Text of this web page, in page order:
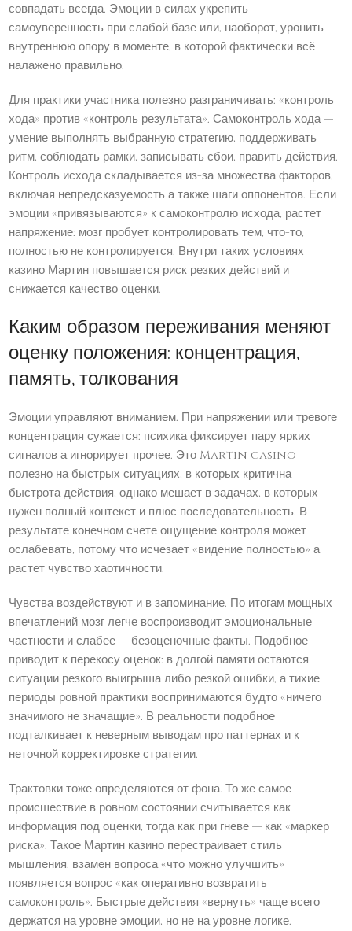
совпадать всегда. Эмоции в силах укрепить
самоуверенность при слабой базе или, наоборот, уронить
внутреннюю опору в моменте, в которой фактически всё
налажено правильно.
Для практики участника полезно разграничивать: «контроль
хода» против «контроль результата». Самоконтроль хода —
умение выполнять выбранную стратегию, поддерживать
ритм, соблюдать рамки, записывать сбои, править действия.
Контроль исхода складывается из-за множества факторов,
включая непредсказуемость а также шаги оппонентов. Если
эмоции «привязываются» к самоконтролю исхода, растет
напряжение: мозг пробует контролировать тем, что-то,
полностью не контролируется. Внутри таких условиях
казино Мартин повышается риск резких действий и
снижается качество оценки.
Каким образом переживания меняют
оценку положения: концентрация,
память, толкования
Эмоции управляют вниманием. При напряжении или тревоге
концентрация сужается: психика фиксирует пару ярких
сигналов а игнорирует прочее. Это Martin casino
полезно на быстрых ситуациях, в которых критична
быстрота действия, однако мешает в задачах, в которых
нужен полный контекст и плюс последовательность. В
результате конечном счете ощущение контроля может
ослабевать, потому что исчезает «видение полностью» а
растет чувство хаотичности.
Чувства воздействуют и в запоминание. По итогам мощных
впечатлений мозг легче воспроизводит эмоциональные
частности и слабее — безоценочные факты. Подобное
приводит к перекосу оценок: в долгой памяти остаются
ситуации резкого выигрыша либо резкой ошибки, а тихие
периоды ровной практики воспринимаются будто «ничего
значимого не значащие». В реальности подобное
подталкивает к неверным выводам про паттернах и к
неточной корректировке стратегии.
Трактовки тоже определяются от фона. То же самое
происшествие в ровном состоянии считывается как
информация под оценки, тогда как при гневе — как «маркер
риска». Такое Мартин казино перестраивает стиль
мышления: взамен вопроса «что можно улучшить»
появляется вопрос «как оперативно возвратить
самоконтроль». Быстрые действия «вернуть» чаще всего
держатся на уровне эмоции, но не на уровне логике.